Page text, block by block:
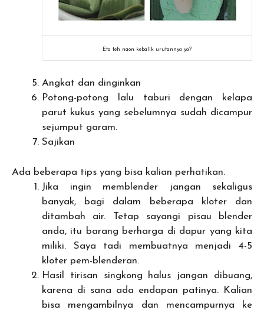
Eta teh naon kebalik urutannya ya?
Angkat dan dinginkan
Potong-potong lalu taburi dengan kelapa
parut kukus yang sebelumnya sudah dicampur
sejumput garam.
Sajikan
Ada beberapa tips yang bisa kalian perhatikan.
Jika ingin memblender jangan sekaligus
banyak, bagi dalam beberapa kloter dan
ditambah air. Tetap sayangi pisau blender
anda, itu barang berharga di dapur yang kita
miliki. Saya tadi membuatnya menjadi 4-5
kloter pem-blenderan.
Hasil tirisan singkong halus jangan dibuang,
karena di sana ada endapan patinya. Kalian
bisa mengambilnya dan mencampurnya ke